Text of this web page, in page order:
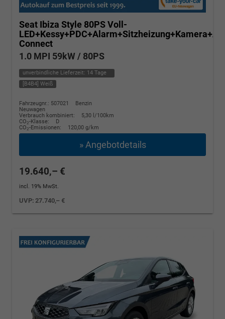
Seat Ibiza Style 80PS Voll-
Connect
1.0 MPI 59kW / 80PS
unverbindliche Lieferzeit: 14 Tage
[B4B4] Weiß
Fahrzeugnr.: 507021
Benzin
Neuwagen
Verbrauch kombiniert:
5,30 l/100km
CO2-Klasse:
D
CO2-Emissionen: 120,00 g/km
» Angebotdetails
19.640,– €
incl. 19% MwSt.
UVP:27.740,– €